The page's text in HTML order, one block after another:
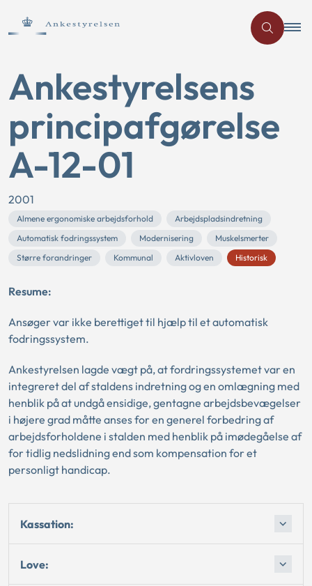
Ankestyrelsens
principafgørelse
A-12-01
2001
Almene ergonomiske arbejdsforhold
Arbejdspladsindretning
Automatisk fodringssystem
Modernisering
Muskelsmerter
Større forandringer
Kommunal Aktivloven Historisk
Resume:
Ansøger var ikke berettiget til hjælp til et automatisk
fodringssystem.
Ankestyrelsen lagde vægt på, at fordringssystemet var en
integreret del af staldens indretning og en omlægning med
henblik på at undgå ensidige, gentagne arbejdsbevægelser
i højere grad måtte anses for en generel forbedring af
arbejdsforholdene i stalden med henblik på imødegåelse af
for tidlig nedslidning end som kompensation for et
personligt handicap.
Kassation:
Love: